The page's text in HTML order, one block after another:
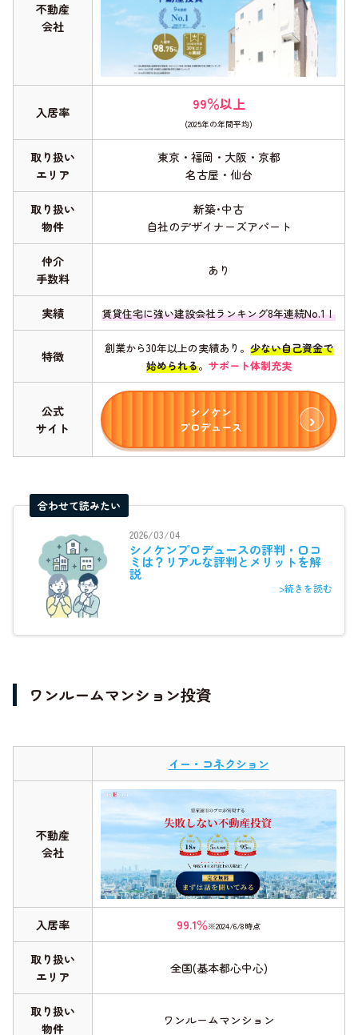
不動産
会社
入居率 99％以上
(2025年の年間平均)
取り扱い
エリア
東京・福岡・大阪・京都
名古屋・仙台
取り扱い
物件
新築･中古
自社のデザイナーズアパート
仲介
手数料
あり
実績 賃貸住宅に強い建設会社ランキング8年連続No.1！
特徴
創業から30年以上の実績あり。 少ない自己資金で
始められる。 サポート体制充実
公式
サイト
シノケン
プロデュース
合わせて読みたい
2026/03/04
シノケンプロデュースの評判・口コ
ミは？リアルな評判とメリットを解
説
>続きを読む
ワンルームマンション投資
イー・コネクション
不動産
会社
入居率 99.1％※2024/6/8時点
取り扱い
エリア
全国(基本都心中心)
取り扱い
物件
ワンルームマンション